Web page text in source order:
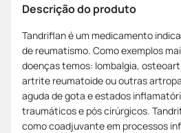
Descrição do produto
Tandriflan é um medicamento
de reumatismo. Como exemplos
doenças temos: lombalgia,
artrite reumatoide ou outras
aguda de gota e estados
traumáticos e pós cirúrgicos.
como coadjuvante em processos